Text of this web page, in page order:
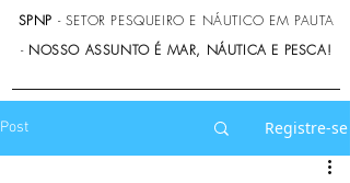
SPNP - SETOR PESQUEIRO E NÁUTICO EM PAUTA
- NOSSO ASSUNTO É MAR, NÁUTICA E PESCA!
Post Registre-se